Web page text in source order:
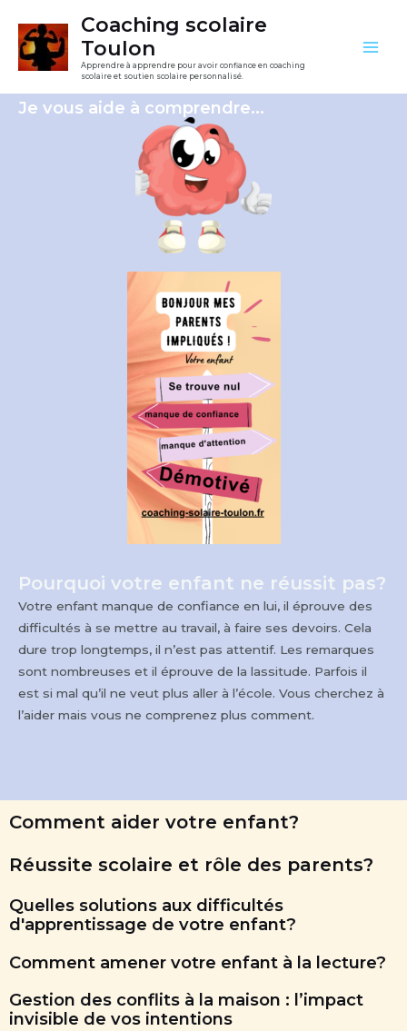
contenu
Coaching scolaire
Toulon
Apprendre à apprendre pour avoir confiance en coaching
scolaire et soutien scolaire personnalisé.
Je vous aide à comprendre...
Pourquoi votre enfant ne réussit pas?
Votre enfant manque de confiance en lui, il éprouve des
difficultés à se mettre au travail, à faire ses devoirs. Cela
dure trop longtemps, il n’est pas attentif. Les remarques
sont nombreuses et il éprouve de la lassitude. Parfois il
est si mal qu’il ne veut plus aller à l’école. Vous cherchez à
l’aider mais vous ne comprenez plus comment.
Comment aider votre enfant?
Réussite scolaire et rôle des parents?
Quelles solutions aux difficultés
d'apprentissage de votre enfant?
Comment amener votre enfant à la lecture?
Gestion des conflits à la maison : l’impact
invisible de vos intentions